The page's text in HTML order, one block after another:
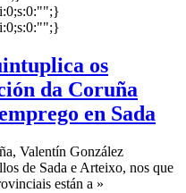
os
da Coruña
en Sada
Valentín González
de Sada e Arteixo, nos que
están a »